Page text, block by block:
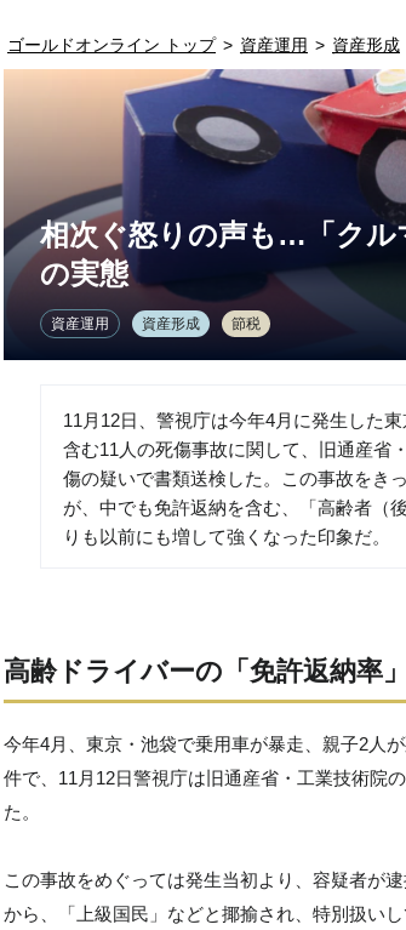
ゴールドオンライン トップ > 資産運用 > 資産形成
相次ぐ怒りの声も…「クル
の実態
資産運用 資産形成 節税
11月12日、警視庁は今年4月に発生した
含む11人の死傷事故に関して、旧通産省
傷の疑いで書類送検した。この事故をき
が、中でも免許返納を含む、「高齢者（
りも以前にも増して強くなった印象だ。
高齢ドライバーの「免許返納率
今年4月、東京・池袋で乗用車が暴走、親子2人
件で、11月12日警視庁は旧通産省・工業技術院
た。
この事故をめぐっては発生当初より、容疑者が
から、「上級国民」などと揶揄され、特別扱い